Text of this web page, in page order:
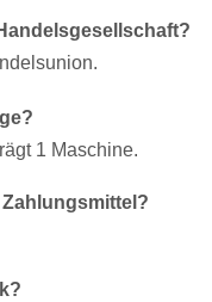
1 Maschine.